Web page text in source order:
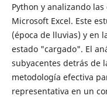
Python y analizando
Microsoft Excel. Este
(época de lluvias) y en
estado "cargado". El
subyacentes detrás de
metodología efectiva
representativa en un